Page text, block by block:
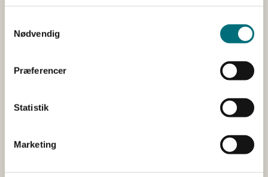
Nødvendig
Præferencer
Statistik
Marketing
Faglig meddelelse Landbrugslov
reglerne i lov om landbrugsejendomme.
erklæringsskemaer på baggrund a...
Ny bekendtgørelse om
landbrugsejendomme
10-03-2022